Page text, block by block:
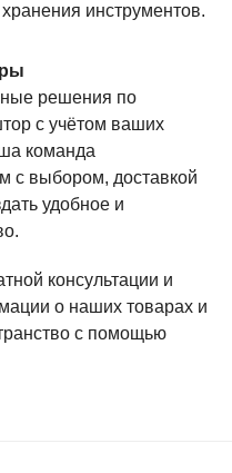
инструментов.
решения по
с учётом ваших
команда
с выбором, доставкой
удобное и
консультации и
о наших товарах и
с помощью